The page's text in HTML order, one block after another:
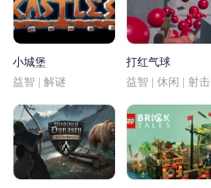
小城堡
益智 | 解谜
打红气球
益智 | 休闲 | 射击